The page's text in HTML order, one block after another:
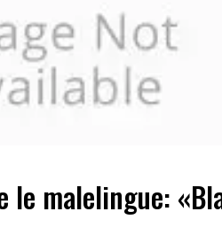
le malelingue: